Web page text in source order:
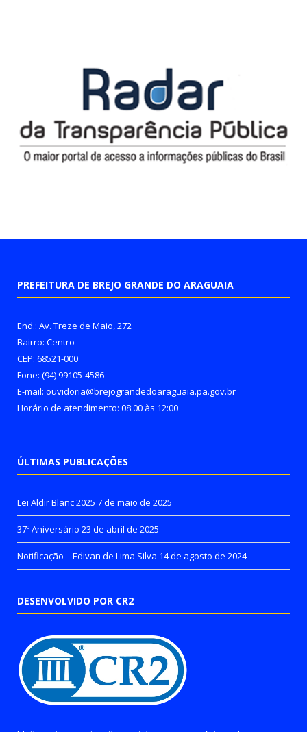
PREFEITURA DE BREJO GRANDE DO ARAGUAIA
End.: Av. Treze de Maio, 272
Bairro: Centro
CEP: 68521-000
Fone: (94) 99105-4586
E-mail: ouvidoria@brejograndedoaraguaia.pa.gov.br
Horário de atendimento: 08:00 às 12:00
ÚLTIMAS PUBLICAÇÕES
Lei Aldir Blanc 2025 7 de maio de 2025
37º Aniversário 23 de abril de 2025
Notificação – Edivan de Lima Silva 14 de agosto de 2024
DESENVOLVIDO POR CR2